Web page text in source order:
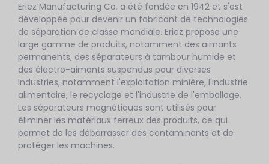
Eriez Manufacturing Co. a été fondée en 1942 et s'est
développée pour devenir un fabricant de technologies
de séparation de classe mondiale. Eriez propose une
large gamme de produits, notamment des aimants
permanents, des séparateurs à tambour humide et
des électro-aimants suspendus pour diverses
industries, notamment l'exploitation minière, l'industrie
alimentaire, le recyclage et l'industrie de l'emballage.
Les séparateurs magnétiques sont utilisés pour
éliminer les matériaux ferreux des produits, ce qui
permet de les débarrasser des contaminants et de
protéger les machines.